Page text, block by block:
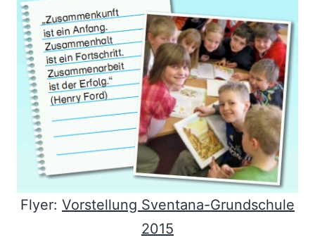
Flyer: Vorstellung Sventana-Grundschule
2015